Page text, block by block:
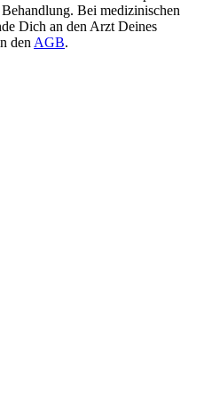
Bei medizinischen
Dich an den Arzt Deines
den AGB.